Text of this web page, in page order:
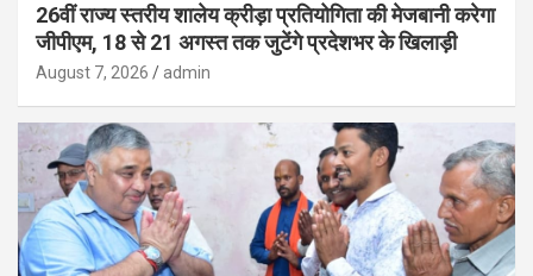
26वीं राज्य स्तरीय शालेय क्रीड़ा प्रतियोगिता की मेजबानी करेगा
जीपीएम, 18 से 21 अगस्त तक जुटेंगे प्रदेशभर के खिलाड़ी
August 7, 2026 admin